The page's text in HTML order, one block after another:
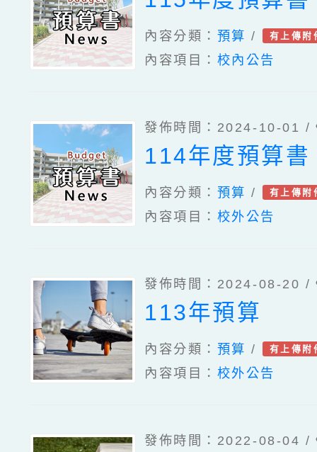
內容分類： 預算 / 有上傳附
內容項目： 校內公告
發佈時間：2024-10-01 /
114年度預算書
內容分類： 預算 / 有上傳附
內容項目： 校外公告
發佈時間：2024-08-20 /
113年預算
內容分類： 預算 / 有上傳附
內容項目： 校外公告
發佈時間：2022-08-04 /